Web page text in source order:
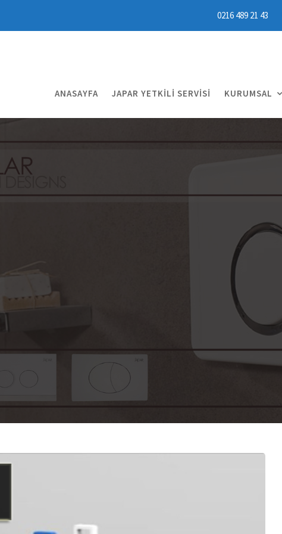
0216 489 21 43
ANASAYFA JAPAR YETKILI SERVISI KURUMSAL